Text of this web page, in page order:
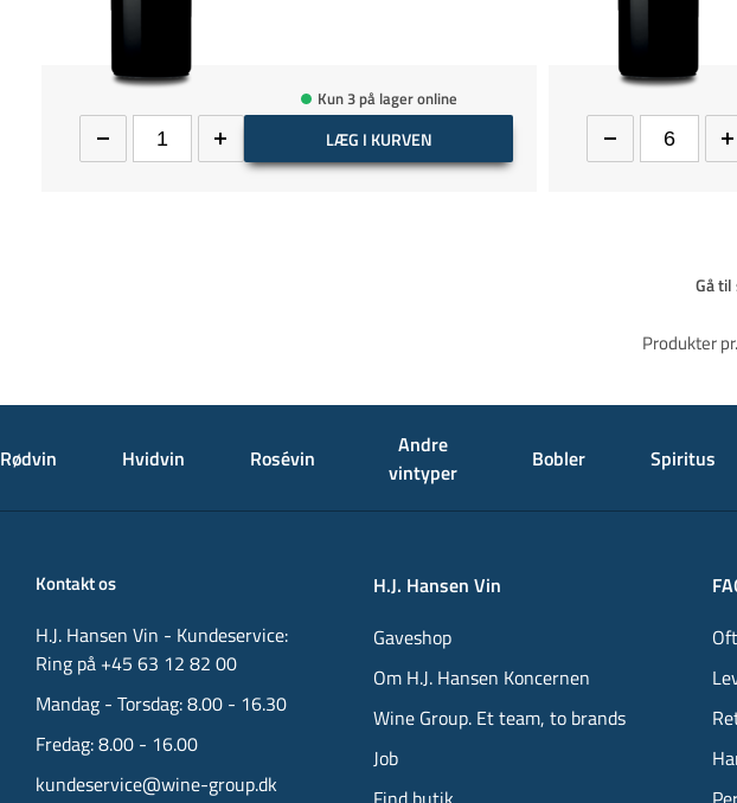
Kun 3 på lager online
LÆG I KURVEN
Gå til
Produkter
Rødvin Hvidvin Rosévin
Andre
vintyper
Bobler Spiritus
Kontakt os
H.J. Hansen Vin - Kundeservice:
Ring på +45 63 12 82 00
Mandag - Torsdag: 8.00 - 16.30
Fredag: 8.00 - 16.00
kundeservice@wine-group.dk
H.J. Hansen Vin
Gaveshop
Om H.J. Hansen Koncernen
Wine Group. Et team, to brands
Job